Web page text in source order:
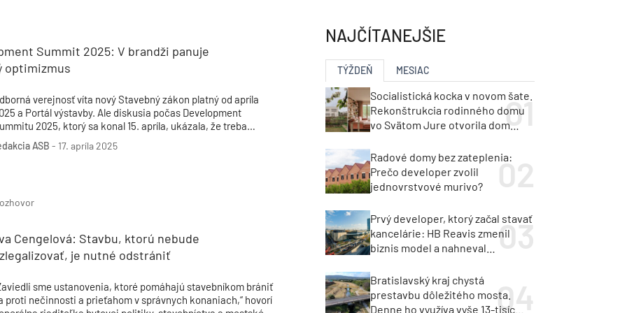
Manažérsky kurz Milan Murcka
Summit 2025: V brandži panuje
optimizmus
verejnosť víta nový Stavebný zákon platný od apríla
a Portál výstavby. Ale diskusia počas Development
2025, ktorý sa konal 15. apríla, ukázala, že treba
dotiahnuť napríklad vykonávacie vyhlášky či mandátne
pre architektov či autorizovaných inžinierov.
ASB - 17. apríla 2025
Cengelová: Stavbu, ktorú nebude
je nutné odstrániť
sme ustanovenia, ktoré pomáhajú stavebníkom brániť
proti nečinnosti a prieťahom v správnych konaniach,“ hovorí
NAJČÍTANEJŠIE
TÝŽDEŇ MESIAC
Socialistická kocka v novom šate.
Rekonštrukcia rodinného domu
vo Svätom Jure otvorila dom
Radové domy bez zateplenia:
Prečo developer zvolil
jednovrstvové murivo?
Prvý developer, ktorý začal stavať
kancelárie: HB Reavis zmenil
biznis model a nahneval
Bratislavský kraj chystá
prestavbu dôležitého mosta.
Denne ho využíva vyše 13-tisíc